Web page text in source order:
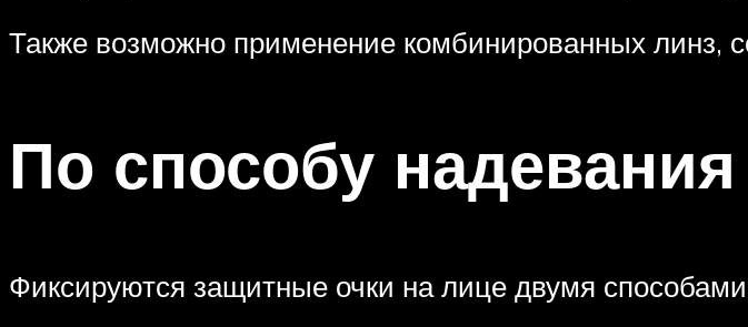
Также возможно применение комбинированных линз,
По способу надевания
Фиксируются защитные очки на лице двумя